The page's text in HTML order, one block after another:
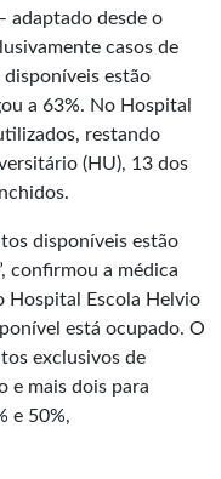
adaptado desde o
casos de
estão
a 63%. No Hospital
restando
(HU), 13 dos
disponíveis estão
confirmou a médica
Hospital Escola Helvio
está ocupado. O
exclusivos de
e mais dois para
e 50%,